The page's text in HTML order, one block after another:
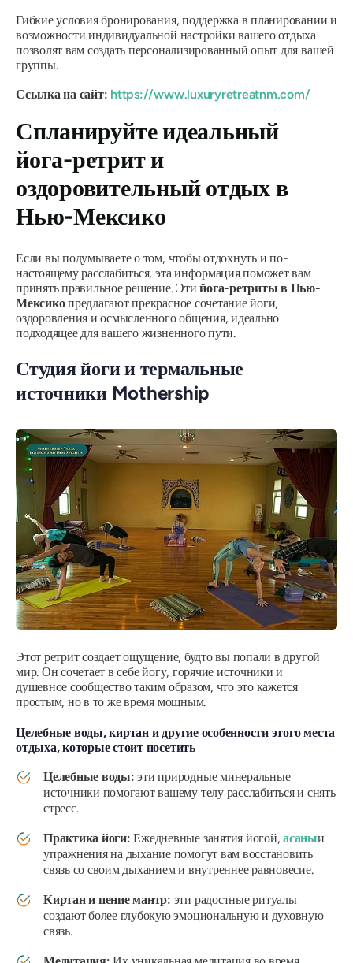
Гибкие условия бронирования, поддержка в планировании и
возможности индивидуальной настройки вашего отдыха
позволят вам создать персонализированный опыт для вашей
группы.
Ссылка на сайт: https://www.luxuryretreatnm.com/
Спланируйте идеальный
йога-ретрит и
оздоровительный отдых в
Нью-Мексико
Если вы подумываете о том, чтобы отдохнуть и по-
настоящему расслабиться, эта информация поможет вам
принять правильное решение. Этийога-ретриты в Нью-
Мексикопредлагают прекрасное сочетание йоги,
оздоровления и осмысленного общения, идеально
подходящее для вашего жизненного пути.
Студия йоги и термальные
источники Mothership
Этот ретрит создает ощущение, будто вы попали в другой
мир. Он сочетает в себе йогу, горячие источники и
душевное сообщество таким образом, что это кажется
простым, но в то же время мощным.
Целебные воды, киртан и другие особенности этого места
отдыха, которые стоит посетить
Целебные воды: эти природные минеральные
источники помогают вашему телу расслабиться и снять
стресс.
Практика йоги: Ежедневные занятия йогой,асаныи
упражнения на дыхание помогут вам восстановить
связь со своим дыханием и внутреннее равновесие.
Киртан и пение мантр: эти радостные ритуалы
создают более глубокую эмоциональную и духовную
связь.